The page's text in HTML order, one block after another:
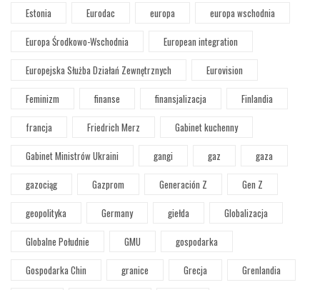
Estonia
Eurodac europa
europa wschodnia
Europa Środkowo-Wschodnia
European integration
Europejska Służba Działań Zewnętrznych
Eurovision
Feminizm
finanse finansjalizacja
Finlandia
francja
Friedrich Merz
Gabinet kuchenny
Gabinet Ministrów Ukraini
gangi gaz
gaza
gazociąg
Gazprom Generación Z
Gen Z
geopolityka
Germany giełda
Globalizacja
Globalne Południe
GMU
gospodarka
Gospodarka Chin
granice Grecja
Grenlandia